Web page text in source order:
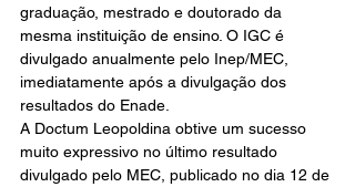
graduação, mestrado e doutorado da
mesma instituição de ensino. O IGC é
divulgado anualmente pelo Inep/MEC,
imediatamente após a divulgação dos
resultados do Enade.
A Doctum Leopoldina obtive um sucesso
muito expressivo no último resultado
divulgado pelo MEC, publicado no dia 12 de